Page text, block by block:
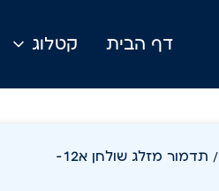
דף הבית קטלוג
/ תדמור מזלג שולחן א12-